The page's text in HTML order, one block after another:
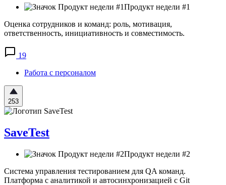
Продукт недели #1
Оценка сотрудников и команд: роль, мотивация,
ответственность, инициативность и совместимость.
19
Работа с персоналом
253
SaveTest
Продукт недели #2
Система управления тестированием для QA команд.
Платформа с аналитикой и автосинхронизацией с Git